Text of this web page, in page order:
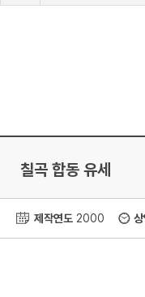
로
칠곡 합동 유세
제작연도 2000